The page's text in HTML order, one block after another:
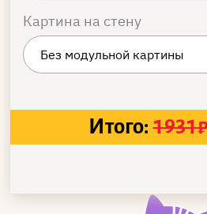
Картина на стену
Итого: 1931₽